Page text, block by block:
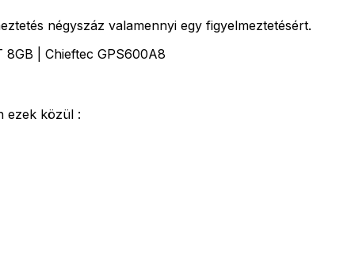
négyszáz valamennyi egy figyelmeztetésért.
| Chieftec GPS600A8
ezek közül :